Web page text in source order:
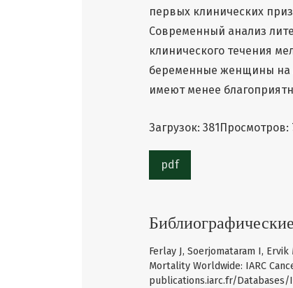
первых клинических
Современный анализ
клинического течения
беременные женщины на
имеют менее
Загрузок: 381 Просмотров:
pdf
Ferlay J, Soerjomataram I, Ervik
Mortality Worldwide: IARC
publications.iarc.fr/Databases/